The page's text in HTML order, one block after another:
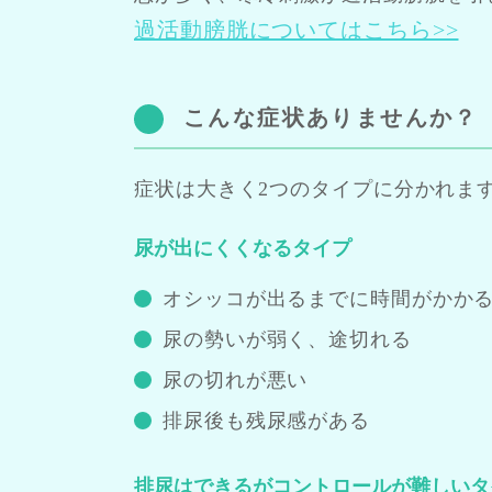
過活動膀胱についてはこちら>>
こんな症状ありませんか？
症状は大きく2つのタイプに分かれます
尿が出にくくなるタイプ
オシッコが出るまでに時間がかかる
尿の勢いが弱く、途切れる
尿の切れが悪い
排尿後も残尿感がある
排尿はできるがコントロールが難しい